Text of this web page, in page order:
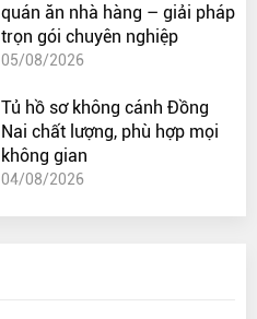
quán ăn nhà hàng – giải pháp
trọn gói chuyên nghiệp
05/08/2026
Tủ hồ sơ không cánh Đồng
Nai chất lượng, phù hợp mọi
không gian
04/08/2026